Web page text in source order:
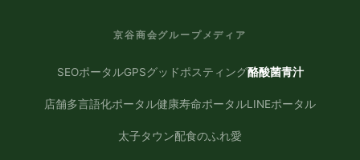
京谷商会グループメディア
SEOポータルGPSグッドポスティング酪酸菌青汁
店舗多言語化ポータル健康寿命ポータルLINEポータル
太子タウン配食のふれ愛